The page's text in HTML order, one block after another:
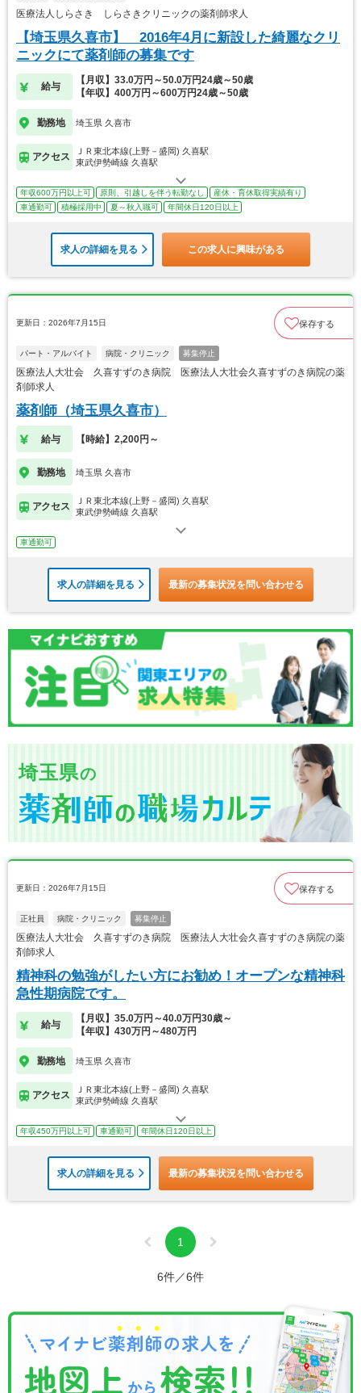
医療法人しらさき しらさきクリニックの薬剤師求人
【埼玉県久喜市】 2016年4月に新設した綺麗なクリ
ニックにて薬剤師の募集です
給与
【月収】33.0万円～50.0万円24歳～50歳
【年収】400万円～600万円24歳～50歳
勤務地 埼玉県 久喜市
アクセス
ＪＲ東北本線(上野－盛岡) 久喜駅
東武伊勢崎線 久喜駅
年収600万円以上可 原則、引越しを伴う転勤なし
産休・育休取得実績有り
車通勤可
積極採用中 夏～秋入職可 年間休日120日以上
求人の詳細を見る この求人に興味がある
更新日：2026年7月15日 保存する
パート・アルバイト 病院・クリニック 募集停止
医療法人大壮会 久喜すずのき病院 医療法人大壮会久喜すずのき病院の薬
剤師求人
薬剤師（埼玉県久喜市）
給与 【時給】2,200円～
勤務地 埼玉県 久喜市
アクセス
ＪＲ東北本線(上野－盛岡) 久喜駅
東武伊勢崎線 久喜駅
車通勤可
求人の詳細を見る 最新の募集状況を問い合わせる
埼玉県の
更新日：2026年7月15日 保存する
正社員 病院・クリニック 募集停止
医療法人大壮会 久喜すずのき病院 医療法人大壮会久喜すずのき病院の薬
剤師求人
精神科の勉強がしたい方にお勧め！オープンな精神科
急性期病院です。
給与
【月収】35.0万円～40.0万円30歳～
【年収】430万円～480万円
勤務地 埼玉県 久喜市
アクセス
ＪＲ東北本線(上野－盛岡) 久喜駅
東武伊勢崎線 久喜駅
年収450万円以上可 車通勤可 年間休日120日以上
求人の詳細を見る 最新の募集状況を問い合わせる
1
6件／6件